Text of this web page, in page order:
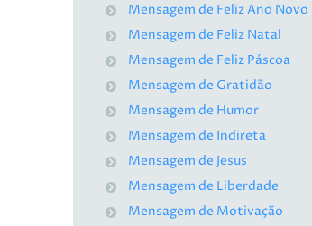
Mensagem de Feliz Ano Novo
Mensagem de Feliz Natal
Mensagem de Feliz Páscoa
Mensagem de Gratidão
Mensagem de Humor
Mensagem de Indireta
Mensagem de Jesus
Mensagem de Liberdade
Mensagem de Motivação